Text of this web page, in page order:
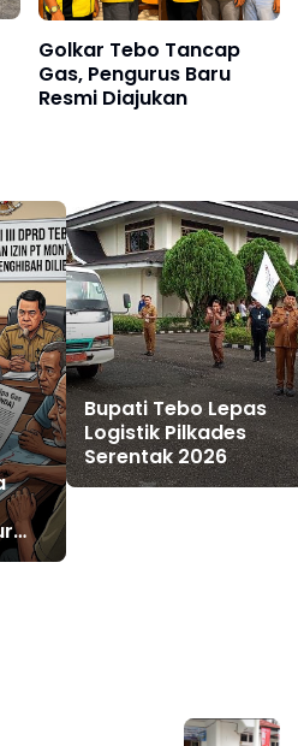
Golkar Tebo Tancap
Gas, Pengurus Baru
Resmi Diajukan
Bupati Tebo Lepas
Logistik Pilkades
Serentak 2026